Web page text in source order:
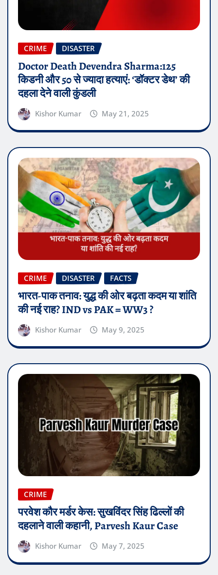
CRIME DISASTER
Doctor Death Devendra Sharma:125
किडनी और 50 से ज्यादा हत्याएं: ‘डॉक्टर डेथ’ की
दहला देने वाली कुंडली
Kishor Kumar May 21, 2025
CRIME DISASTER FACTS
भारत-पाक तनाव: युद्ध की ओर बढ़ता कदम या शांति
की नई राह? IND vs PAK = WW3 ?
Kishor Kumar May 9, 2025
CRIME
परवेश कौर मर्डर केस: सुखविंदर सिंह ढिल्लों की
दहलाने वाली कहानी, Parvesh Kaur Case
Kishor Kumar May 7, 2025